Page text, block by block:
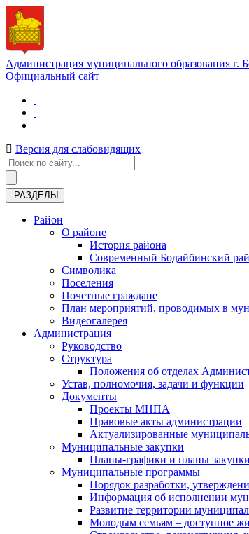
Администрация муниципального образования г.
Официальный сайт
Версия для слабовидящих
РАЗДЕЛЫ
Район
О районе
История района
Современный Бодайбинский
Символика
Поселения
Почетные граждане
План мероприятий, проводимых в
Видеогалерея
Администрация
Руководство
Структура
Положения об отделах
Устав, полномочия, задачи и функции
Документы
Проекты МНПА
Правовые акты администрации
Актуализированные
Муниципальные закупки
Планы-графики и планы закупки
Муниципальные программы
Порядок разработки,
Информация об исполнении
Развитие территории
Молодым семьям – доступное